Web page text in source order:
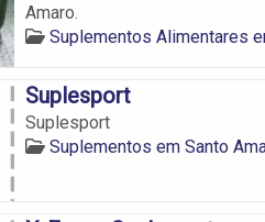
Amaro.
Suplementos Alimentares
Suplesport
Suplesport
Suplementos em Santo